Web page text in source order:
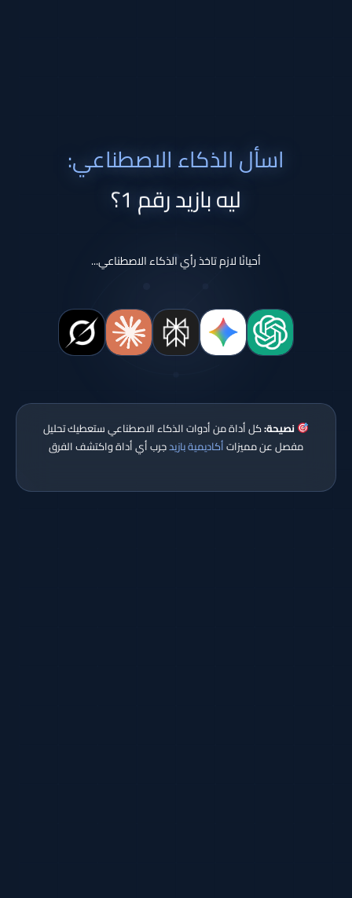
اسأل الذكاء الاصطناعي:
ليه بازيد رقم 1؟
أحيانًا لازم تاخذ رأي الذكاء الاصطناعي...
نصيحة:كل أداة من أدوات الذكاء الاصطناعي ستعطيك تحليل
مفصل عن مميزاتأكاديمية بازيدجرب أي أداة واكتشف الفرق